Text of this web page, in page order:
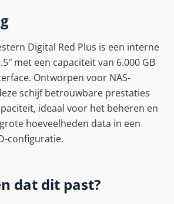
Digital Red Plus is een interne
met een capaciteit van 6.000 GB
Ontworpen voor NAS-
schijf betrouwbare prestaties
ideaal voor het beheren en
hoeveelheden data in een
configuratie.
dat dit past?